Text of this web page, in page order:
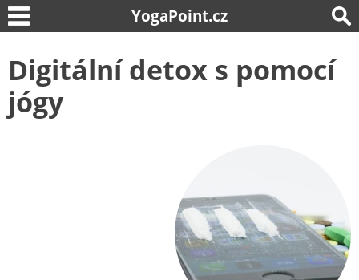
YogaPoint.cz
Digitální detox s pomocí
jógy